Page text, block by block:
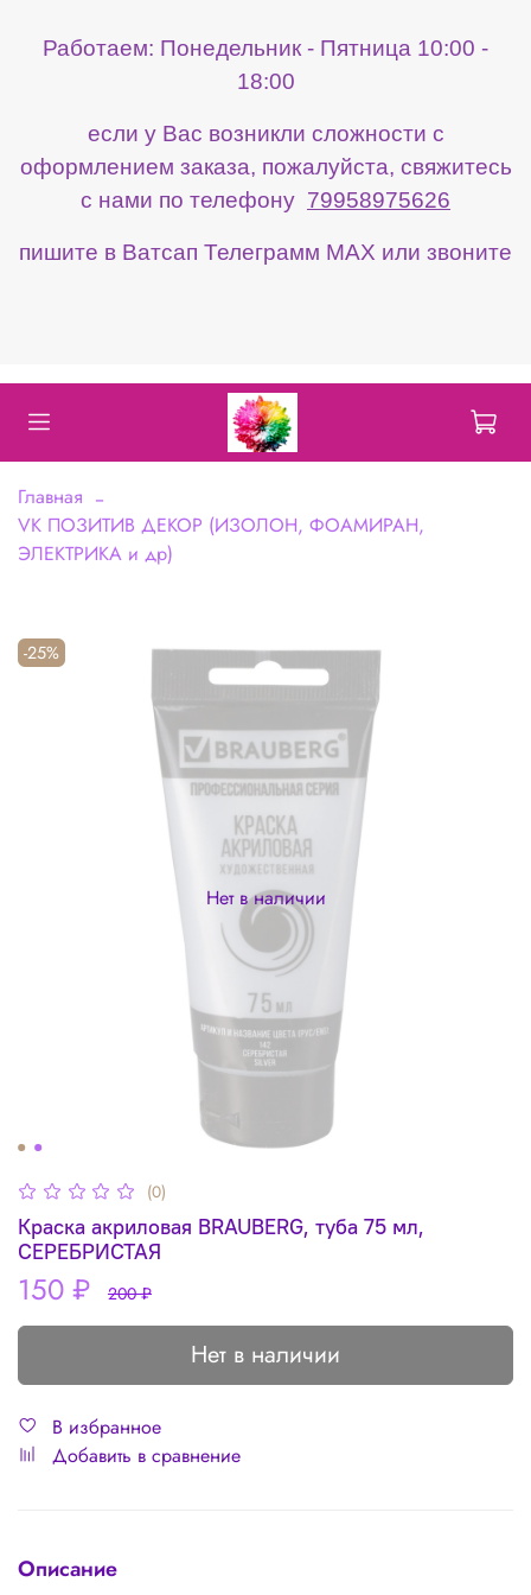
Работаем: Понедельник - Пятница 10:00 -
18:00
если у Вас возникли сложности с
оформлением заказа, пожалуйста, свяжитесь
с нами по телефону 79958975626
пишите в Ватсап Телеграмм МАХ или звоните
Главная
VK ПОЗИТИВ ДЕКОР (ИЗОЛОН, ФОАМИРАН,
ЭЛЕКТРИКА и др)
Нет в наличии
-25%
(0)
Краска акриловая BRAUBERG, туба 75 мл,
СЕРЕБРИСТАЯ
150 ₽ 200 ₽
Нет в наличии
В избранное
Добавить в сравнение
Описание